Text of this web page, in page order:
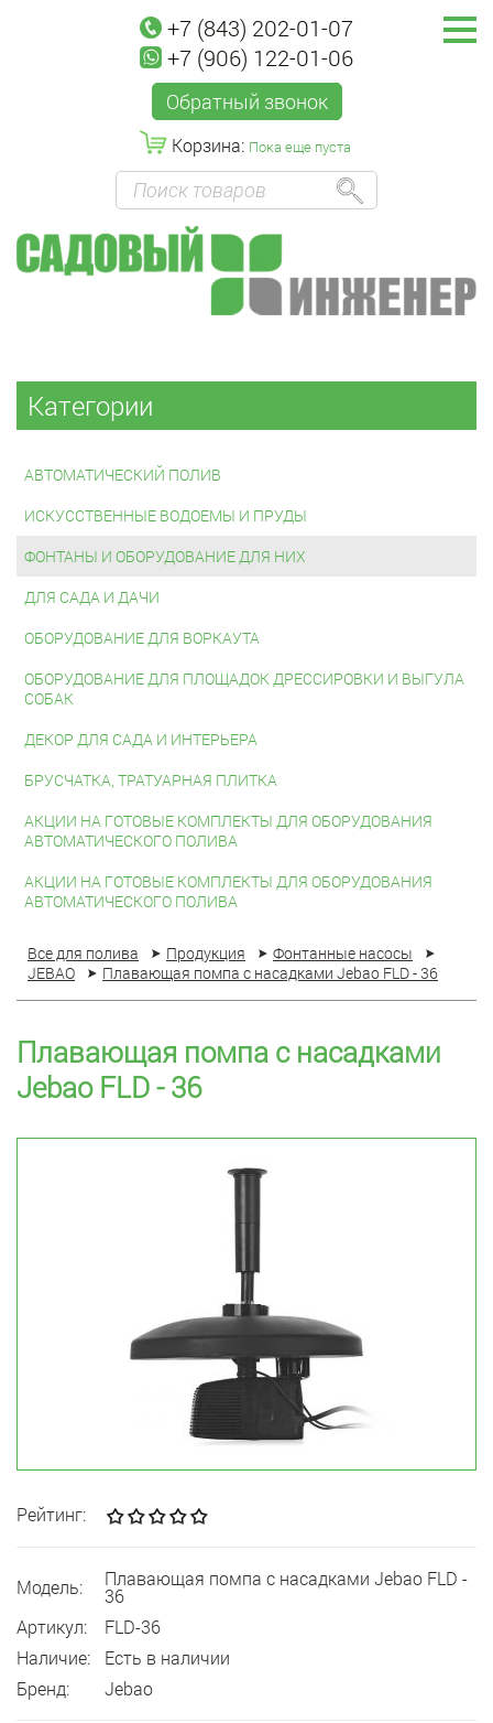
+7 (843) 202-01-07
+7 (906) 122-01-06
Обратный звонок
Корзина: Пока еще пуста
Категории
АВТОМАТИЧЕСКИЙ ПОЛИВ
ИСКУССТВЕННЫЕ ВОДОЕМЫ И ПРУДЫ
ФОНТАНЫ И ОБОРУДОВАНИЕ ДЛЯ НИХ
ДЛЯ САДА И ДАЧИ
ОБОРУДОВАНИЕ ДЛЯ ВОРКАУТА
ОБОРУДОВАНИЕ ДЛЯ ПЛОЩАДОК ДРЕССИРОВКИ И ВЫГУЛА
СОБАК
ДЕКОР ДЛЯ САДА И ИНТЕРЬЕРА
БРУСЧАТКА, ТРАТУАРНАЯ ПЛИТКА
АКЦИИ НА ГОТОВЫЕ КОМПЛЕКТЫ ДЛЯ ОБОРУДОВАНИЯ
АВТОМАТИЧЕСКОГО ПОЛИВА
АКЦИИ НА ГОТОВЫЕ КОМПЛЕКТЫ ДЛЯ ОБОРУДОВАНИЯ
АВТОМАТИЧЕСКОГО ПОЛИВА
Все для полива Продукция
Фонтанные насосы
JEBAO
Плавающая помпа с насадками Jebao FLD - 36
Плавающая помпа с насадками
Jebao FLD - 36
Рейтинг:
Модель: Плавающая помпа с насадками Jebao FLD -
36
Артикул:
FLD-36
Наличие:
Есть в наличии
Бренд:
Jebao